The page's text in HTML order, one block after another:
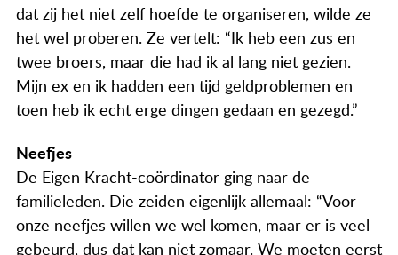
dat zij het niet zelf hoefde te organiseren, wilde ze
het wel proberen. Ze vertelt: “Ik heb een zus en
twee broers, maar die had ik al lang niet gezien.
Mijn ex en ik hadden een tijd geldproblemen en
toen heb ik echt erge dingen gedaan en gezegd.”
Neefjes
De Eigen Kracht-coördinator ging naar de
familieleden. Die zeiden eigenlijk allemaal: “Voor
onze neefjes willen we wel komen, maar er is veel
gebeurd, dus dat kan niet zomaar. We moeten eerst